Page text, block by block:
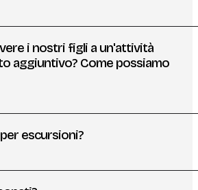
i nostri figli a un'attività
aggiuntivo? Come possiamo
escursioni?